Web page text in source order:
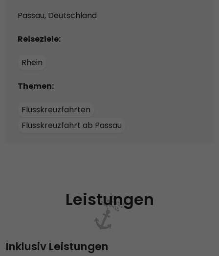
Passau, Deutschland
Reiseziele:
Rhein
Themen:
Flusskreuzfahrten
Flusskreuzfahrt ab Passau
Leistungen
Inklusiv Leistungen